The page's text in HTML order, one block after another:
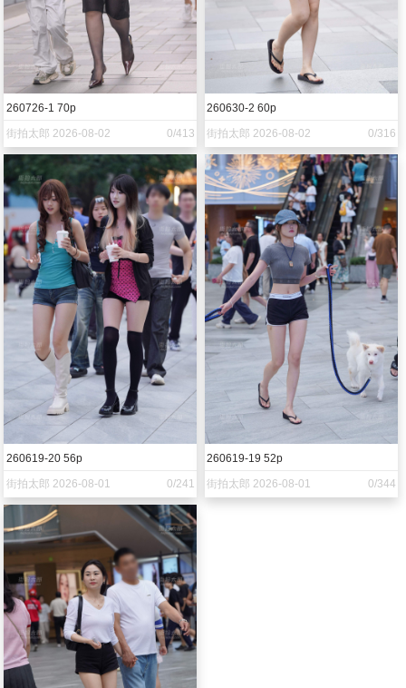
260726-1 70p
街拍太郎 2026-08-02
0/413
260630-2 60p
街拍太郎 2026-08-02
0/316
260619-20 56p
街拍太郎 2026-08-01
0/241
260619-19 52p
街拍太郎 2026-08-01
0/344